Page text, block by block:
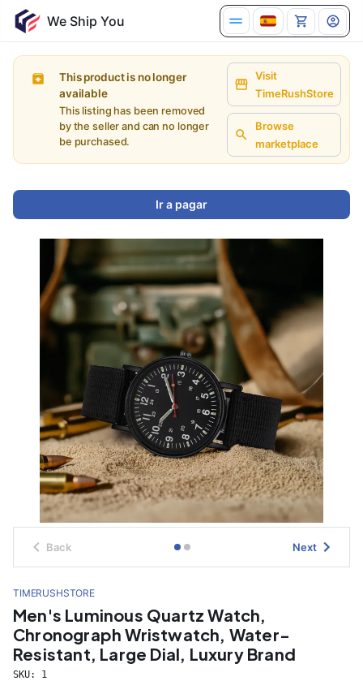
This product is no longer
available
This listing has been removed
by the seller and can no longer
be purchased.
Visit
TimeRushStore
Browse
marketplace
Ir a pagar
Back Next
TIMERUSHSTORE
Men's Luminous Quartz Watch,
Chronograph Wristwatch, Water-
Resistant, Large Dial, Luxury Brand
SKU: 1